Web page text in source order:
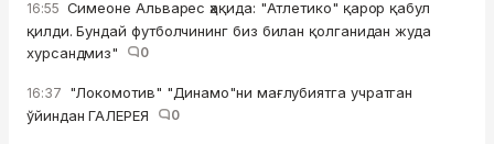
16:55 Симеоне Альварес ҳақида: "Атлетико" қарор қабул
қилди. Бундай футболчининг биз билан қолганидан жуда
хурсандмиз"
0
16:37 "Локомотив" "Динамо"ни мағлубиятга учратган
ўйиндан ГАЛЕРЕЯ
0